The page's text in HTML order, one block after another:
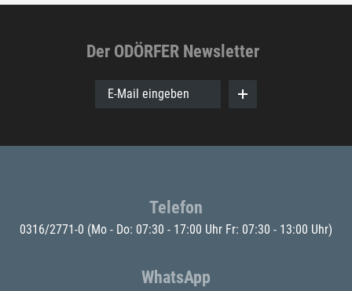
Der ODÖRFER Newsletter
E-Mail eingeben
Telefon
0316/2771-0 (Mo - Do: 07:30 - 17:00 Uhr Fr: 07:30 - 13:00 Uhr)
WhatsApp